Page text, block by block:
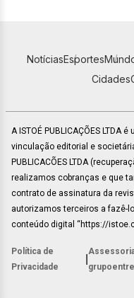
NotíciasEsportes
Cidades
A ISTOÉ PUBLICAÇÕES LTDA
vinculação editorial e societária
PUBLICACÕES LTDA
realizamos cobranças e que
contrato de assinatura da
autorizamos terceiros a fazê-
conteúdo digital “https://
Política de
Privacidade